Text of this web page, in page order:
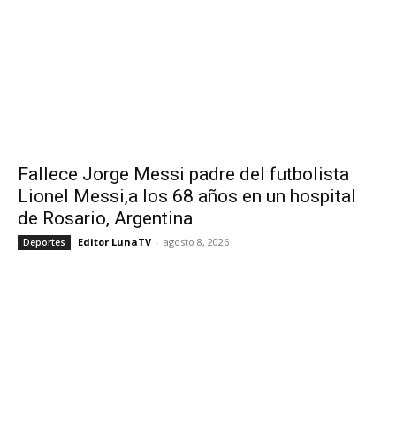
Fallece Jorge Messi padre del futbolista
Lionel Messi,a los 68 años en un hospital
de Rosario, Argentina
Deportes Editor LunaTV - agosto 8, 2026